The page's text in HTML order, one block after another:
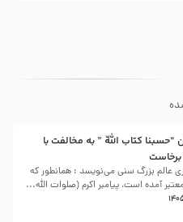
“حسبنا كتاب اللّه ” به مخالفت با
خفاجی مصری عالم بزرگ سنی می‌نویسد : همانطور که
آمده است، پیامبر اکرم (صلوات اللّه...